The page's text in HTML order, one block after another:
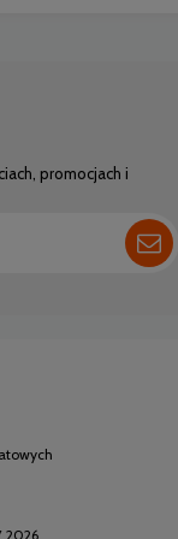
promocjach i